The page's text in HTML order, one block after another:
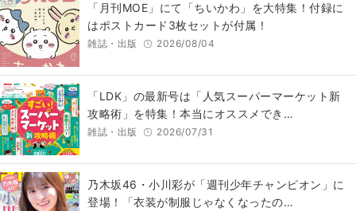
「月刊MOE」にて「ちいかわ」を大特集！付録に
はポストカード3枚セットが付属！
雑誌・出版 2026/08/04
「LDK」の最新号は「人気スーパーマーケット新
攻略術」を特集！本当にオススメでき…
雑誌・出版 2026/07/31
乃木坂46・小川彩が「週刊少年チャンピオン」に
登場！「衣装が制服じゃなくなったの…